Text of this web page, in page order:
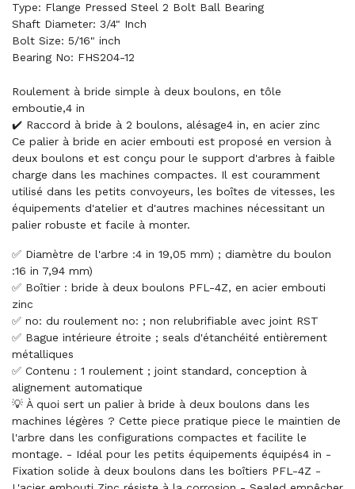
Type: Flange Pressed Steel 2 Bolt Ball Bearing
Shaft Diameter: 3/4" Inch
Bolt Size: 5/16" inch
Bearing No: FHS204-12
Roulement à bride simple à deux boulons, en tôle
emboutie,4 in
✔️ Raccord à bride à 2 boulons, alésage4 in, en acier zinc
Ce palier à bride en acier embouti est proposé en version à
deux boulons et est conçu pour le support d'arbres à faible
charge dans les machines compactes. Il est couramment
utilisé dans les petits convoyeurs, les boîtes de vitesses, les
équipements d'atelier et d'autres machines nécessitant un
palier robuste et facile à monter.
✅ Diamètre de l'arbre :4 in 19,05 mm) ; diamètre du boulon
:16 in 7,94 mm)
✅ Boîtier : bride à deux boulons PFL-4Z, en acier embouti
zinc
✅ no: du roulement no: ; non relubrifiable avec joint RST
✅ Bague intérieure étroite ; seals d'étanchéité entièrement
métalliques
✅ Contenu : 1 roulement ; joint standard, conception à
alignement automatique
💡 À quoi sert un palier à bride à deux boulons dans les
machines légères ? Cette piece pratique piece le maintien de
l'arbre dans les configurations compactes et facilite le
montage. - Idéal pour les petits équipements équipés4 in -
Fixation solide à deux boulons dans les boîtiers PFL-4Z -